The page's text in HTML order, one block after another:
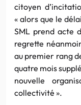
citoyen
« alors que le
SML prend acte
regrette
au premier rang
quatre mois
nouvelle
collectivité ».